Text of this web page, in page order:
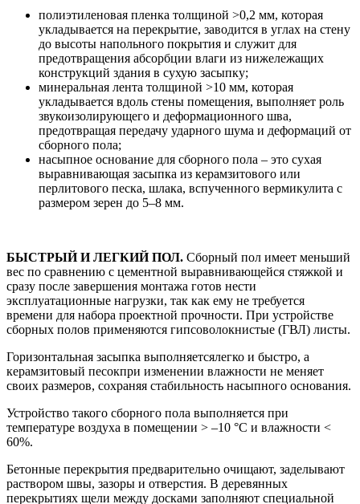
полиэтиленовая пленка толщиной >0,2 мм, которая
укладывается на перекрытие, заводится в углах на стену
до высоты напольного покрытия и служит для
предотвращения абсорбции влаги из нижележащих
конструкций здания в сухую засыпку;
минеральная лента толщиной >10 мм, которая
укладывается вдоль стены помещения, выполняет роль
звукоизолирующего и деформационного шва,
предотвращая передачу ударного шума и деформаций от
сборного пола;
насыпное основание для сборного пола – это сухая
выравнивающая засыпка из керамзитового или
перлитового песка, шлака, вспученного вермикулита с
размером зерен до 5–8 мм.
БЫСТРЫЙ И ЛЕГКИЙ ПОЛ. Сборный пол имеет меньший
вес по сравнению с цементной выравнивающейся стяжкой и
сразу после завершения монтажа готов нести
эксплуатационные нагрузки, так как ему не требуется
времени для набора проектной прочности. При устройстве
сборных полов применяются гипсоволокнистые (ГВЛ) листы.
Горизонтальная засыпка выполняетсялегко и быстро, а
керамзитовый песокпри изменении влажности не меняет
своих размеров, сохраняя стабильность насыпного основания.
Устройство такого сборного пола выполняется при
температуре воздуха в помещении > –10 °С и влажности <
60%.
Бетонные перекрытия предварительно очищают, заделывают
раствором швы, зазоры и отверстия. В деревянных
перекрытиях щели между досками заполняют специальной